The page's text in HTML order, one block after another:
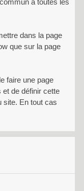
dans la page
que sur la page
faire une page
de définir cette
site. En tout cas